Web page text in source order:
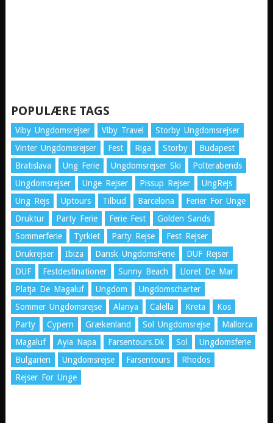
POPULÆRE TAGS
Viby Ungdomsrejser Viby Travel
Storby Ungdomsrejser
Vinter Ungdomsrejser
Fest Riga Storby
Budapest
Bratislava
Ung Ferie Ungdomsrejser Ski
Polterabends
Ungdomsrejser
Unge Rejser Pissup Rejser
UngRejs
Ung Rejs
Uptours Tilbud Barcelona
Ferier For Unge
Druktur
Party Ferie Ferie Fest
Golden Sands
Sommerferie
Tyrkiet Party Rejse
Fest Rejser
Drukrejser
Ibiza Dansk UngdomsFerie
DUF Rejser
DUF
Festdestinationer Sunny Beach
Lloret De Mar
Platja De Magaluf
Ungdom
Ungdomscharter
Sommer Ungdomsrejse
Alanya Calella Kreta
Kos
Party
Cypern Grækenland Sol Ungdomsrejse
Mallorca
Magaluf
Ayia Napa Farsentours.dk Sol
Ungdomsferie
Bulgarien
Ungdomsrejse Farsentours
Rhodos
Rejser For Unge